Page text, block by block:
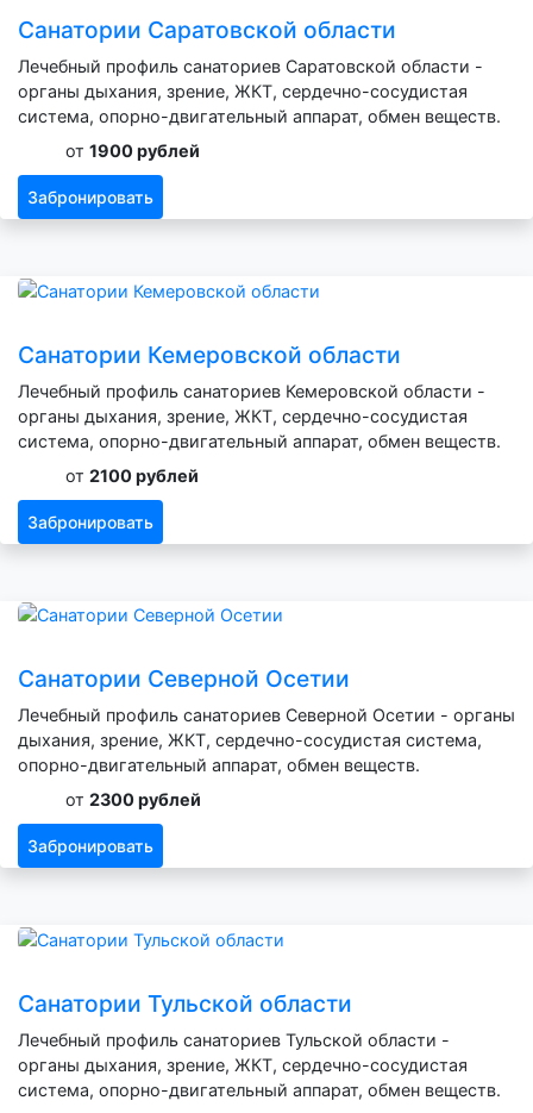
Санатории Саратовской области
Лечебный профиль санаториев Саратовской области -
органы дыхания, зрение, ЖКТ, сердечно-сосудистая
система, опорно-двигательный аппарат, обмен веществ.
от 1900 рублей
Забронировать
Санатории Кемеровской области
Лечебный профиль санаториев Кемеровской области -
органы дыхания, зрение, ЖКТ, сердечно-сосудистая
система, опорно-двигательный аппарат, обмен веществ.
от 2100 рублей
Забронировать
Санатории Северной Осетии
Лечебный профиль санаториев Северной Осетии - органы
дыхания, зрение, ЖКТ, сердечно-сосудистая система,
опорно-двигательный аппарат, обмен веществ.
от 2300 рублей
Забронировать
Санатории Тульской области
Лечебный профиль санаториев Тульской области -
органы дыхания, зрение, ЖКТ, сердечно-сосудистая
система, опорно-двигательный аппарат, обмен веществ.